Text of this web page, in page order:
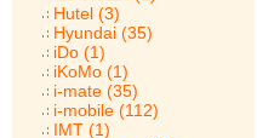
Hutel (3)
Hyundai (35)
iDo (1)
iKoMo (1)
i-mate (35)
i-mobile (112)
IMT (1)